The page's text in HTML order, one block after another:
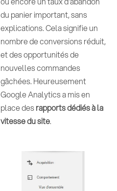
du panier important, sans
explications. Cela signifie un
nombre de conversions réduit,
et des opportunités de
nouvelles commandes
gâchées. Heureusement
Google Analytics a mis en
place desrapports dédiés à la
vitesse du site.